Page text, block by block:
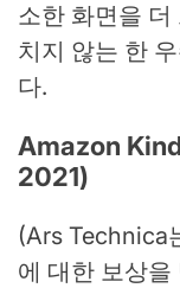
소한 화면을
치지 않는 한
다.
Amazon
2021)
(Ars Technica
에 대한 보상을